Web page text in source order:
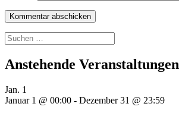
Suchen
nach:
Anstehende Veranstaltungen
Jan. 1
Januar 1 @ 00:00 - Dezember 31 @ 23:59